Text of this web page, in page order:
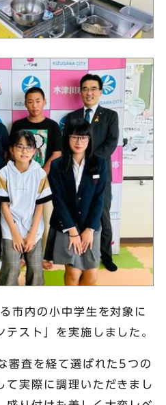
市内の小中学生を対象に
テスト」を実施しました。
審査を経て選ばれた5つの
て実際に調理いただきまし